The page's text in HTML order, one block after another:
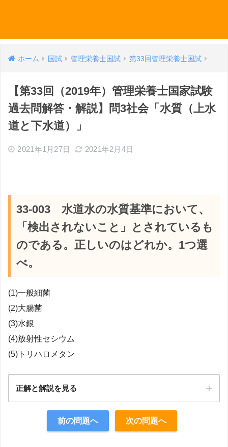
ホーム 国試 管理栄養士国試 第33回管理栄養士国試
【第33回（2019年）管理栄養士国家試験
過去問解答・解説】問3社会「水質（上水
道と下水道）」
2021年1月27日 2021年2月4日
33-003 水道水の水質基準において、
「検出されないこと」とされているも
のである。正しいのはどれか。1つ選
べ。
(1)一般細菌
(2)大腸菌
(3)水銀
(4)放射性セシウム
(5)トリハロメタン
正解と解説を見る
前の問題へ 次の問題へ